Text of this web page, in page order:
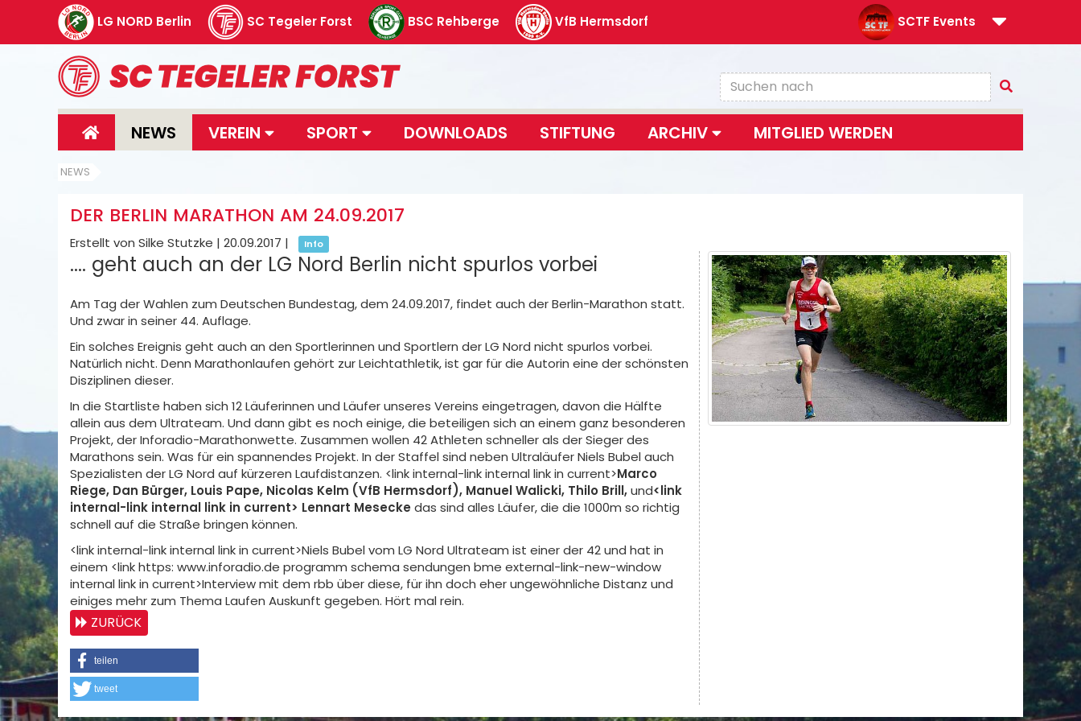
LG NORD Berlin SC Tegeler Forst BSC Rehberge VfB Hermsdorf SCTF Events
NEWS VEREIN SPORT DOWNLOADS STIFTUNG ARCHIV MITGLIED WERDEN
NEWS
DER BERLIN MARATHON AM 24.09.2017
Erstellt von Silke Stutzke | 20.09.2017 | Info
.... geht auch an der LG Nord Berlin nicht spurlos vorbei
Am Tag der Wahlen zum Deutschen Bundestag, dem 24.09.2017, findet auch der Berlin-Marathon statt.
Und zwar in seiner 44. Auflage.
Ein solches Ereignis geht auch an den Sportlerinnen und Sportlern der LG Nord nicht spurlos vorbei.
Natürlich nicht. Denn Marathonlaufen gehört zur Leichtathletik, ist gar für die Autorin eine der schönsten
Disziplinen dieser.
In die Startliste haben sich 12 Läuferinnen und Läufer unseres Vereins eingetragen, davon die Hälfte
allein aus dem Ultrateam. Und dann gibt es noch einige, die beteiligen sich an einem ganz besonderen
Projekt, der Inforadio-Marathonwette. Zusammen wollen 42 Athleten schneller als der Sieger des
Marathons sein. Was für ein spannendes Projekt. In der Staffel sind neben Ultraläufer Niels Bubel auch
Spezialisten der LG Nord auf kürzeren Laufdistanzen. <link internal-link internal link in current>Marco
Riege, Dan Bürger, Louis Pape, Nicolas Kelm (VfB Hermsdorf), Manuel Walicki, Thilo Brill,und<link
internal-link internal link in current> Lennart Meseckedas sind alles Läufer, die die 1000m so richtig
schnell auf die Straße bringen können.
<link internal-link internal link in current>Niels Bubel vom LG Nord Ultrateam ist einer der 42 und hat in
einem <link https: www.inforadio.de programm schema sendungen bme external-link-new-window
internal link in current>Interview mit dem rbb über diese, für ihn doch eher ungewöhnliche Distanz und
einiges mehr zum Thema Laufen Auskunft gegeben. Hört mal rein.
ZURÜCK
teilen
tweet